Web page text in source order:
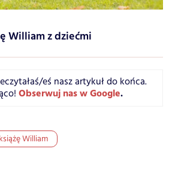
William z dziećmi
eś nasz artykuł do końca.
Obserwuj nas w Google.
książę William